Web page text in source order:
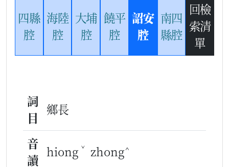
四縣
腔
海陸
腔
大埔
腔
饒平
腔
詔安
腔
南四
縣腔
回檢
索清
單
詞
目
鄉長
音
讀
hiong ˇ zhong^